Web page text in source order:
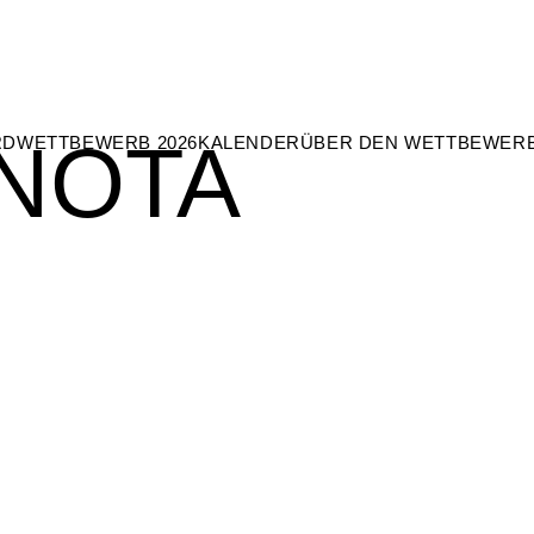
WETTBEWERB 2026KALENDERÜBER DEN